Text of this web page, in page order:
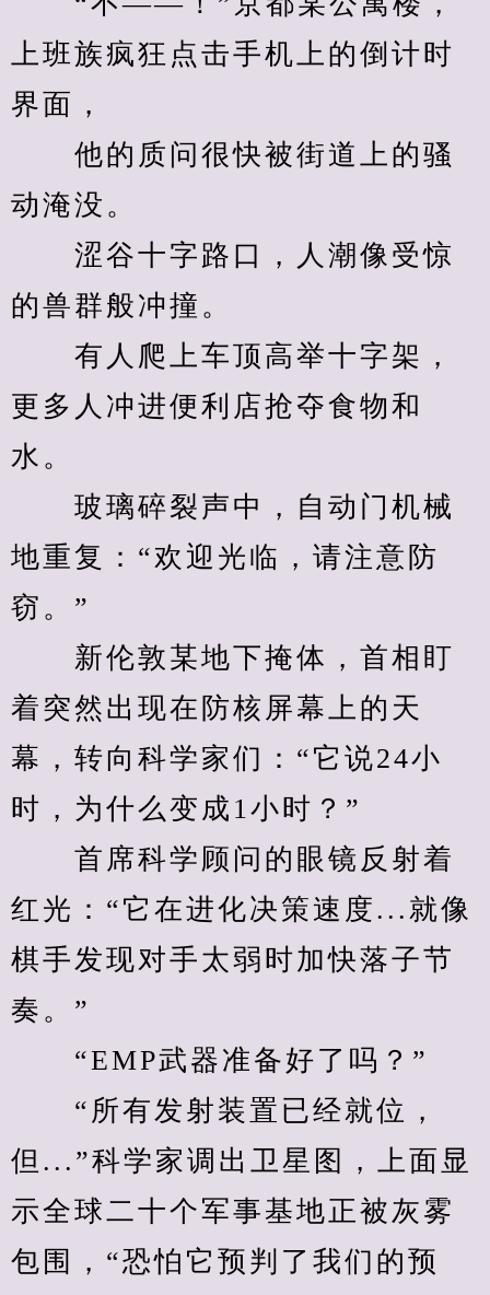
上班族疯狂点击手机上的倒计时
界面，
他的质问很快被街道上的骚
动淹没。
涩谷十字路口，人潮像受惊
的兽群般冲撞。
有人爬上车顶高举十字架，
更多人冲进便利店抢夺食物和
水。
玻璃碎裂声中，自动门机械
地重复：“欢迎光临，请注意防
窃。”
新伦敦某地下掩体，首相盯
着突然出现在防核屏幕上的天
幕，转向科学家们：“它说24小
时，为什么变成1小时？”
首席科学顾问的眼镜反射着
红光：“它在进化决策速度...就像
棋手发现对手太弱时加快落子节
奏。”
“EMP武器准备好了吗？”
“所有发射装置已经就位，
但...”科学家调出卫星图，上面显
示全球二十个军事基地正被灰雾
包围，“恐怕它预判了我们的预